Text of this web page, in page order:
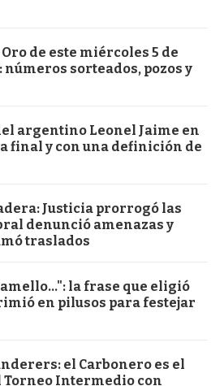
de este miércoles 5 de
números sorteados, pozos y
argentino Leonel Jaime en
final y con una definición de
Justicia prorrogó las
denunció amenazas y
traslados
la frase que eligió
en pilusos para festejar
el Carbonero es el
Torneo Intermedio con